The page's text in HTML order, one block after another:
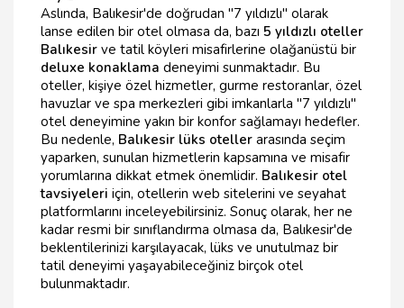
Aslında, Balıkesir'de doğrudan "7 yıldızlı" olarak
lanse edilen bir otel olmasa da, bazı 5 yıldızlı oteller
Balıkesir ve tatil köyleri misafirlerine olağanüstü bir
deluxe konaklama deneyimi sunmaktadır. Bu
oteller, kişiye özel hizmetler, gurme restoranlar, özel
havuzlar ve spa merkezleri gibi imkanlarla "7 yıldızlı"
otel deneyimine yakın bir konfor sağlamayı hedefler.
Bu nedenle, Balıkesir lüks oteller arasında seçim
yaparken, sunulan hizmetlerin kapsamına ve misafir
yorumlarına dikkat etmek önemlidir. Balıkesir otel
tavsiyeleri için, otellerin web sitelerini ve seyahat
platformlarını inceleyebilirsiniz. Sonuç olarak, her ne
kadar resmi bir sınıflandırma olmasa da, Balıkesir'de
beklentilerinizi karşılayacak, lüks ve unutulmaz bir
tatil deneyimi yaşayabileceğiniz birçok otel
bulunmaktadır.